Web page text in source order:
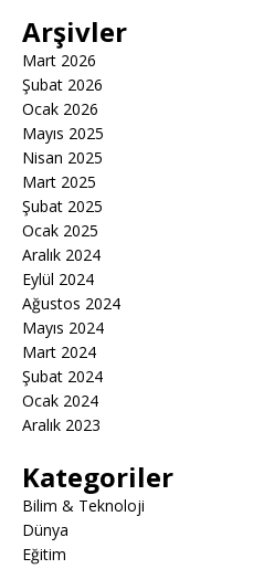
Arşivler
Mart 2026
Şubat 2026
Ocak 2026
Mayıs 2025
Nisan 2025
Mart 2025
Şubat 2025
Ocak 2025
Aralık 2024
Eylül 2024
Ağustos 2024
Mayıs 2024
Mart 2024
Şubat 2024
Ocak 2024
Aralık 2023
Kategoriler
Bilim & Teknoloji
Dünya
Eğitim